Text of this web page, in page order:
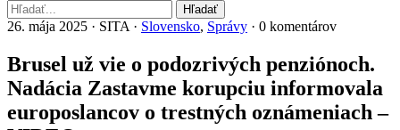
Hľadať
26. mája 2025 · SITA · Slovensko, Správy · 0 komentárov
Brusel už vie o podozrivých penziónoch.
Nadácia Zastavme korupciu informovala
europoslancov o trestných oznámeniach –